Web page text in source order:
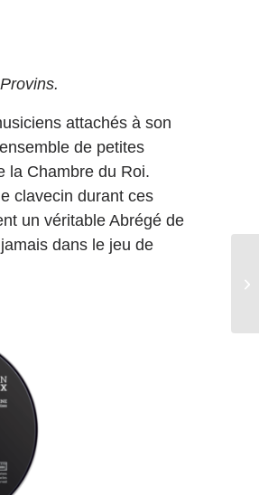
attachés à son
de petites
la Chambre du Roi.
clavecin durant ces
un véritable Abrégé de
dans le jeu de